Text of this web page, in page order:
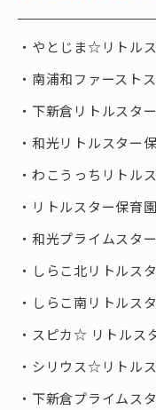
やとじま☆リトル
南浦和ファースト
下新倉リトルスタ
和光リトルスター
わこうっちリトル
リトルスター保育
和光プライムスタ
しらこ北リトルス
しらこ南リトルス
スピカ☆ リトルス
シリウス☆リトル
下新倉プライムス